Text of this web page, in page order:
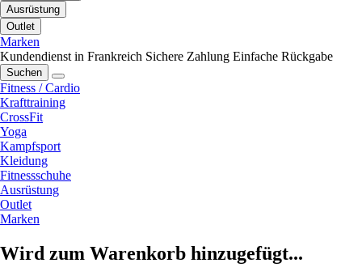
Ausrüstung
Outlet
Marken
Kundendienst in Frankreich Sichere Zahlung Einfache Rückgabe
Suchen
Fitness / Cardio
Krafttraining
CrossFit
Yoga
Kampfsport
Kleidung
Fitnessschuhe
Ausrüstung
Outlet
Marken
Wird zum Warenkorb hinzugefügt...